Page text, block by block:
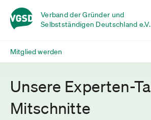
Verband der Gründer und
Selbstständigen Deutschland e.V.
Mitglied werden
Unsere Experten-
Mitschnitte